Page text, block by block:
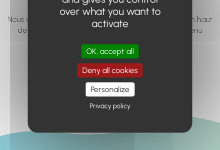
Nous vous invitons à utiliser le moteur de recherche en haut
de page, ou à utiliser le menu pour trouver le contenu
Retour à l'accueil
over what you want to
activate
OK, accept all
Deny all cookies
Personalize
Privacy policy